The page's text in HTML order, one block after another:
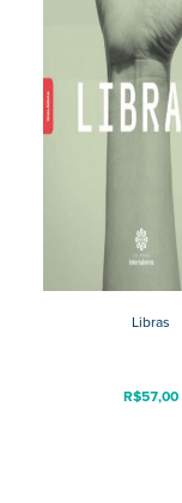
Libras
R$57,00